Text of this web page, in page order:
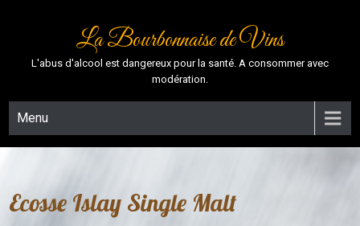
La Bourbonnaise de Vins
L'abus d'alcool est dangereux pour la santé. A consommer avec
modération.
Menu
Ecosse Islay Single Malt